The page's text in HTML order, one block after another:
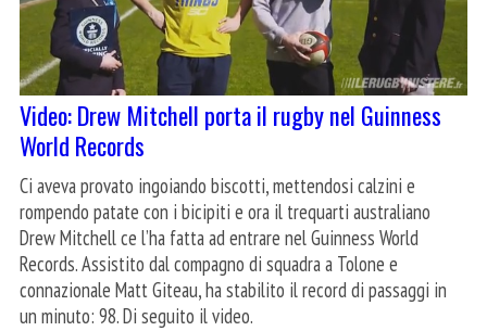
Video: Drew Mitchell porta il rugby nel Guinness
World Records
Ci aveva provato ingoiando biscotti, mettendosi calzini e
rompendo patate con i bicipiti e ora il trequarti australiano
Drew Mitchell ce l’ha fatta ad entrare nel Guinness World
Records. Assistito dal compagno di squadra a Tolone e
connazionale Matt Giteau, ha stabilito il record di passaggi in
un minuto: 98. Di seguito il video.